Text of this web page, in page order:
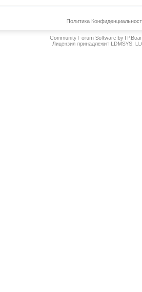
Политика
Community Forum Software by
Лицензия принадлежит LDMSYS,